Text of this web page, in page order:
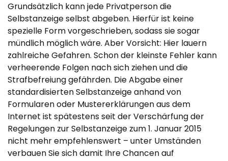
Grundsätzlich kann jede Privatperson die
Selbstanzeige selbst abgeben. Hierfür ist keine
spezielle Form vorgeschrieben, sodass sie sogar
mündlich möglich wäre. Aber Vorsicht: Hier lauern
zahlreiche Gefahren. Schon der kleinste Fehler kann
verheerende Folgen nach sich ziehen und die
Strafbefreiung gefährden. Die Abgabe einer
standardisierten Selbstanzeige anhand von
Formularen oder Mustererklärungen aus dem
Internet ist spätestens seit der Verschärfung der
Regelungen zur Selbstanzeige zum 1. Januar 2015
nicht mehr empfehlenswert – unter Umständen
verbauen Sie sich damit Ihre Chancen auf